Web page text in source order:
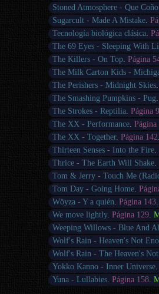
Stoned Atmosphere - Que
Sugarcult - Made A Mistake.
Tecnología biológica clásica.
The 69 Eyes - Sleeping With
The Killers - On Top.Página
The Milk Carton Kids -
The Perishers - Midnight Skies
The Smashing Pumpkins - Pug
The Strokes - Reptilia.Página
The XX - Performance.Página
The XX - Together.Página 142
Thirteen Senses - Into the Fire.
Thrice - The Earth Will Shake.
Tom & Jerry - Touch Me
Tom Day - Going Home.
Wöyza - Y a quién.Página 143
We move lightly.Página 129.
Weeping Willows - Blue And
Wolf's Rain - Heaven's Not
Wolf's Rain - The Heaven's
Yokko Kanno - Inner Universe
Yuna - Lullabies.Página 158.